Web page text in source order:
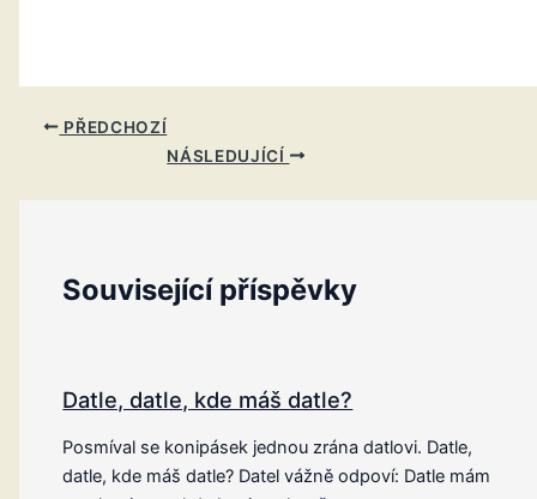
PŘEDCHOZÍ
NÁSLEDUJÍCÍ
Související příspěvky
Datle, datle, kde máš datle?
Posmíval se konipásek jednou zrána datlovi. Datle,
datle, kde máš datle? Datel vážně odpoví: Datle mám